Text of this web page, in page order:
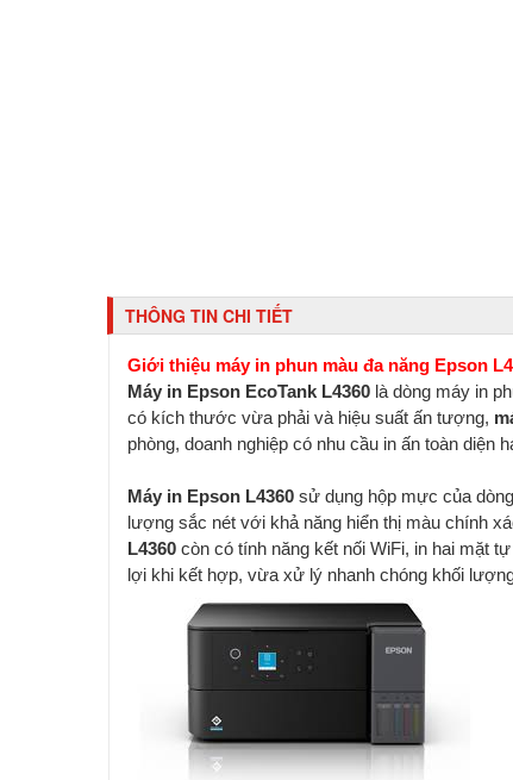
THÔNG TIN CHI TIẾT
Giới thiệu máy in phun màu đa năng Epson
Máy in Epson EcoTank L4360là dòng máy in
có kích thước vừa phải và hiệu suất ấn tượng,
phòng, doanh nghiệp có nhu cầu in ấn toàn diện
Máy in Epson L4360sử dụng hộp mực của
lượng sắc nét với khả năng hiển thị màu chính
L4360còn có tính năng kết nối WiFi, in hai mặt
lợi khi kết hợp, vừa xử lý nhanh chóng khối